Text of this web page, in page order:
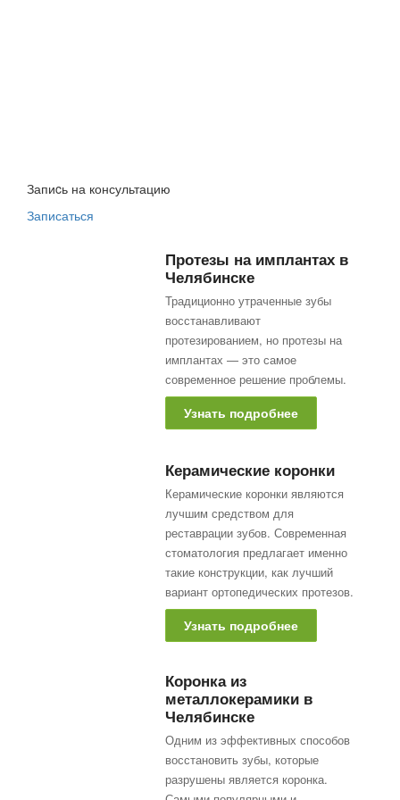
Запиcь на консультацию
Записаться
Протезы на имплантах в
Челябинске
Традиционно утраченные зубы
восстанавливают
протезированием, но протезы на
имплантах — это самое
современное решение проблемы.
Узнать подробнее
Керамические коронки
Керамические коронки являются
лучшим средством для
реставрации зубов. Современная
стоматология предлагает именно
такие конструкции, как лучший
вариант ортопедических протезов.
Узнать подробнее
Коронка из
металлокерамики в
Челябинске
Одним из эффективных способов
восстановить зубы, которые
разрушены является коронка.